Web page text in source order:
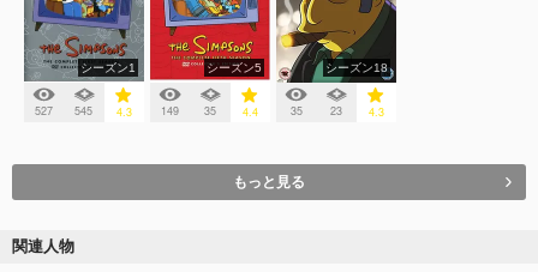
シーズン1
527 545 4.3
シーズン5
149 35 4.4
シーズン18
35 23 4.3
もっと見る
関連人物